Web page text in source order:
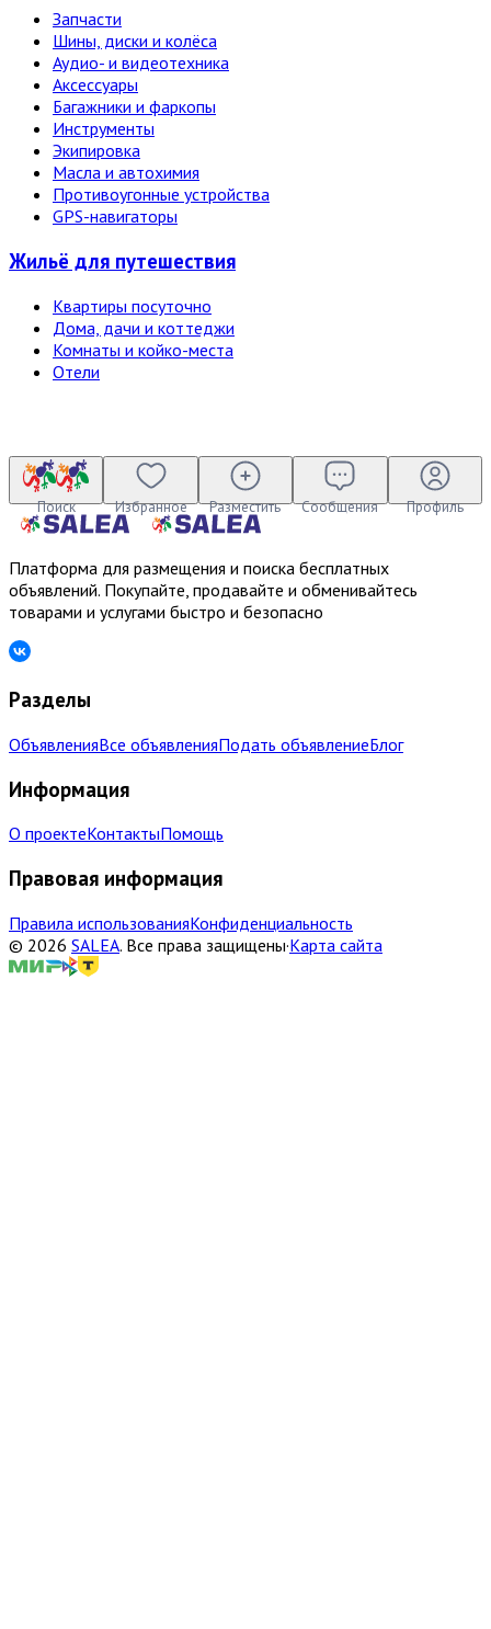
Запчасти
Шины, диски и колёса
Аудио- и видеотехника
Аксессуары
Багажники и фаркопы
Инструменты
Экипировка
Масла и автохимия
Противоугонные устройства
GPS-навигаторы
Жильё для путешествия
Квартиры посуточно
Дома, дачи и коттеджи
Комнаты и койко-места
Отели
Поиск Избранное Разместить Сообщения Профиль
Платформа для размещения и поиска бесплатных
объявлений. Покупайте, продавайте и обменивайтесь
товарами и услугами быстро и безопасно
Разделы
ОбъявленияВсе объявленияПодать объявлениеБлог
Информация
О проектеКонтактыПомощь
Правовая информация
Правила использованияКонфиденциальность
© 2026 SALEA. Все права защищены·Карта сайта